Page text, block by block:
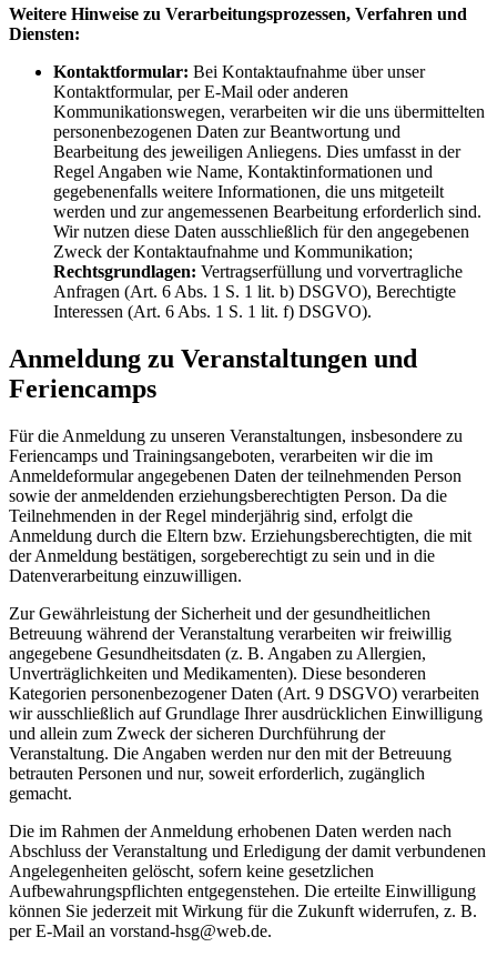
Weitere Hinweise zu Verarbeitungsprozessen, Verfahren und
Diensten:
Kontaktformular: Bei Kontaktaufnahme über unser
Kontaktformular, per E-Mail oder anderen
Kommunikationswegen, verarbeiten wir die uns übermittelten
personenbezogenen Daten zur Beantwortung und
Bearbeitung des jeweiligen Anliegens. Dies umfasst in der
Regel Angaben wie Name, Kontaktinformationen und
gegebenenfalls weitere Informationen, die uns mitgeteilt
werden und zur angemessenen Bearbeitung erforderlich sind.
Wir nutzen diese Daten ausschließlich für den angegebenen
Zweck der Kontaktaufnahme und Kommunikation;
Rechtsgrundlagen: Vertragserfüllung und vorvertragliche
Anfragen (Art. 6 Abs. 1 S. 1 lit. b) DSGVO), Berechtigte
Interessen (Art. 6 Abs. 1 S. 1 lit. f) DSGVO).
Anmeldung zu Veranstaltungen und
Feriencamps
Für die Anmeldung zu unseren Veranstaltungen, insbesondere zu
Feriencamps und Trainingsangeboten, verarbeiten wir die im
Anmeldeformular angegebenen Daten der teilnehmenden Person
sowie der anmeldenden erziehungsberechtigten Person. Da die
Teilnehmenden in der Regel minderjährig sind, erfolgt die
Anmeldung durch die Eltern bzw. Erziehungsberechtigten, die mit
der Anmeldung bestätigen, sorgeberechtigt zu sein und in die
Datenverarbeitung einzuwilligen.
Zur Gewährleistung der Sicherheit und der gesundheitlichen
Betreuung während der Veranstaltung verarbeiten wir freiwillig
angegebene Gesundheitsdaten (z. B. Angaben zu Allergien,
Unverträglichkeiten und Medikamenten). Diese besonderen
Kategorien personenbezogener Daten (Art. 9 DSGVO) verarbeiten
wir ausschließlich auf Grundlage Ihrer ausdrücklichen Einwilligung
und allein zum Zweck der sicheren Durchführung der
Veranstaltung. Die Angaben werden nur den mit der Betreuung
betrauten Personen und nur, soweit erforderlich, zugänglich
gemacht.
Die im Rahmen der Anmeldung erhobenen Daten werden nach
Abschluss der Veranstaltung und Erledigung der damit verbundenen
Angelegenheiten gelöscht, sofern keine gesetzlichen
Aufbewahrungspflichten entgegenstehen. Die erteilte Einwilligung
können Sie jederzeit mit Wirkung für die Zukunft widerrufen, z. B.
per E-Mail an vorstand-hsg@web.de.